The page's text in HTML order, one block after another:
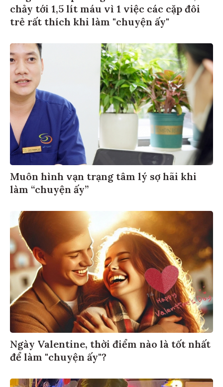
chảy tới 1,5 lít máu vì 1 việc các cặp đôi
trẻ rất thích khi làm "chuyện ấy"
Muôn hình vạn trạng tâm lý sợ hãi khi
làm “chuyện ấy”
Ngày Valentine, thời điểm nào là tốt nhất
để làm "chuyện ấy"?